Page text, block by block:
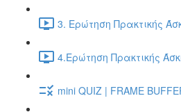
3. Ερώτηση Πρακτικής
4.Ερώτηση Πρακτικής
mini QUIZ | FRAME